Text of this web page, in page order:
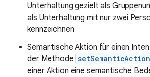
Unterhaltung gezielt als
als Unterhaltung mit nur zwei
kennzeichnen.
Semantische Aktion für einen
der Methode
einer Aktion eine semantische